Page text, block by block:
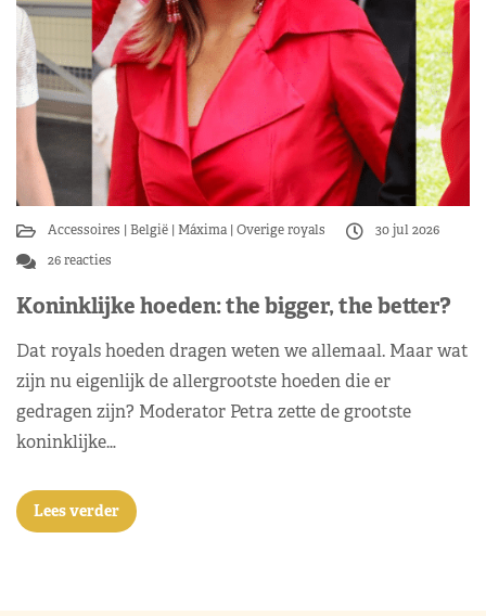
Accessoires België Máxima Overige royals
30 jul 2026
26 reacties
Koninklijke hoeden: the bigger, the better?
Dat royals hoeden dragen weten we allemaal. Maar wat
zijn nu eigenlijk de allergrootste hoeden die er
gedragen zijn? Moderator Petra zette de grootste
koninklijke…
Lees verder